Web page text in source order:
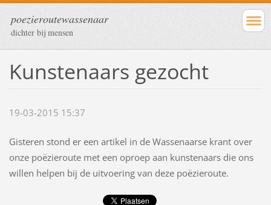
poezieroutewassenaar
dichter bij mensen
Kunstenaars gezocht
19-03-2015 15:37
Gisteren stond er een artikel in de Wassenaarse krant over
onze poëzieroute met een oproep aan kunstenaars die ons
willen helpen bij de uitvoering van deze poëzieroute.